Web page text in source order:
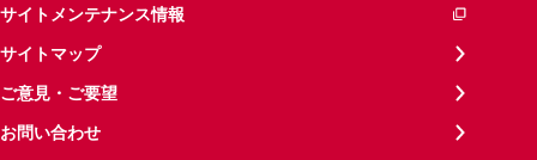
サイトメンテナンス情報
サイトマップ
ご意見・ご要望
お問い合わせ